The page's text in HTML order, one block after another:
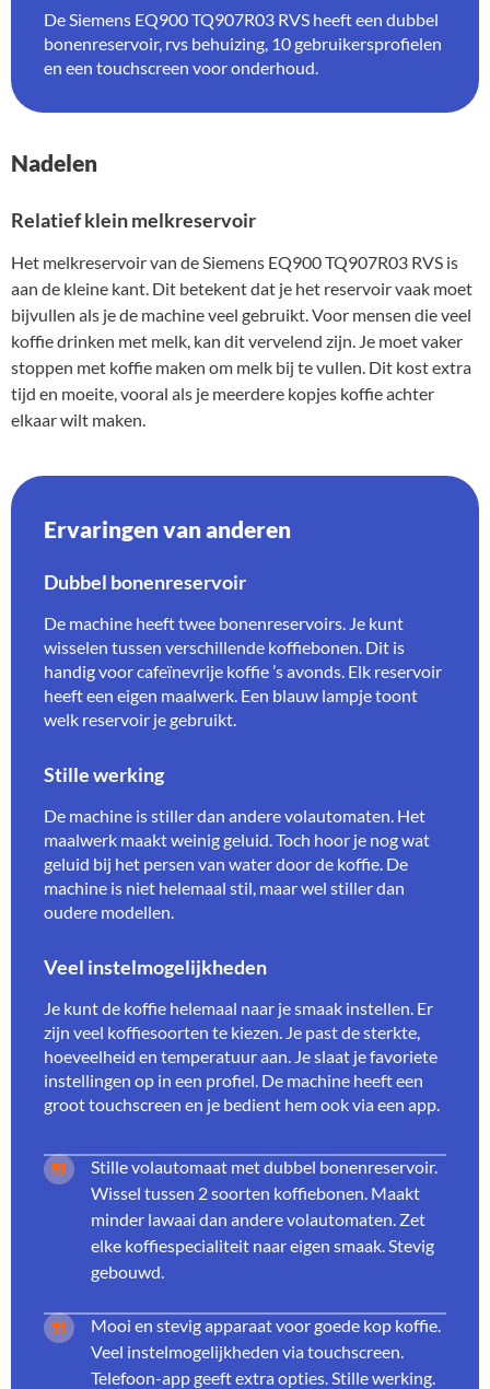
De Siemens EQ900 TQ907R03 RVS heeft een dubbel
bonenreservoir, rvs behuizing, 10 gebruikersprofielen
en een touchscreen voor onderhoud.
Nadelen
Relatief klein melkreservoir
Het melkreservoir van de Siemens EQ900 TQ907R03 RVS is
aan de kleine kant. Dit betekent dat je het reservoir vaak moet
bijvullen als je de machine veel gebruikt. Voor mensen die veel
koffie drinken met melk, kan dit vervelend zijn. Je moet vaker
stoppen met koffie maken om melk bij te vullen. Dit kost extra
tijd en moeite, vooral als je meerdere kopjes koffie achter
elkaar wilt maken.
Ervaringen van anderen
Dubbel bonenreservoir
De machine heeft twee bonenreservoirs. Je kunt
wisselen tussen verschillende koffiebonen. Dit is
handig voor cafeïnevrije koffie ’s avonds. Elk reservoir
heeft een eigen maalwerk. Een blauw lampje toont
welk reservoir je gebruikt.
Stille werking
De machine is stiller dan andere volautomaten. Het
maalwerk maakt weinig geluid. Toch hoor je nog wat
geluid bij het persen van water door de koffie. De
machine is niet helemaal stil, maar wel stiller dan
oudere modellen.
Veel instelmogelijkheden
Je kunt de koffie helemaal naar je smaak instellen. Er
zijn veel koffiesoorten te kiezen. Je past de sterkte,
hoeveelheid en temperatuur aan. Je slaat je favoriete
instellingen op in een profiel. De machine heeft een
groot touchscreen en je bedient hem ook via een app.
Stille volautomaat met dubbel bonenreservoir.
Wissel tussen 2 soorten koffiebonen. Maakt
minder lawaai dan andere volautomaten. Zet
elke koffiespecialiteit naar eigen smaak. Stevig
gebouwd.
Mooi en stevig apparaat voor goede kop koffie.
Veel instelmogelijkheden via touchscreen.
Telefoon-app geeft extra opties. Stille werking.